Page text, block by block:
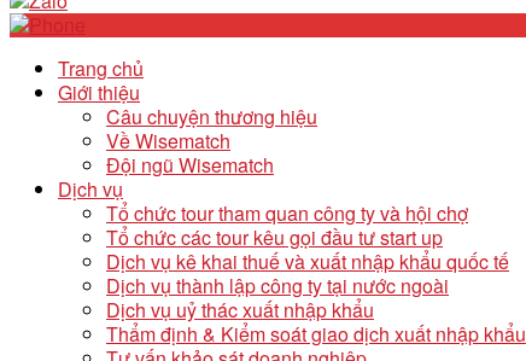
Trang chủ
Giới thiệu
Câu chuyện thương hiệu
Về Wisematch
Đội ngũ Wisematch
Dịch vụ
Tổ chức tour tham quan công ty và hội chợ
Tổ chức các tour kêu gọi đầu tư start up
Dịch vụ kê khai thuế và xuất nhập khẩu quốc tế
Dịch vụ thành lập công ty tại nước ngoài
Dịch vụ uỷ thác xuất nhập khẩu
Thẩm định & Kiểm soát giao dịch xuất nhập khẩu